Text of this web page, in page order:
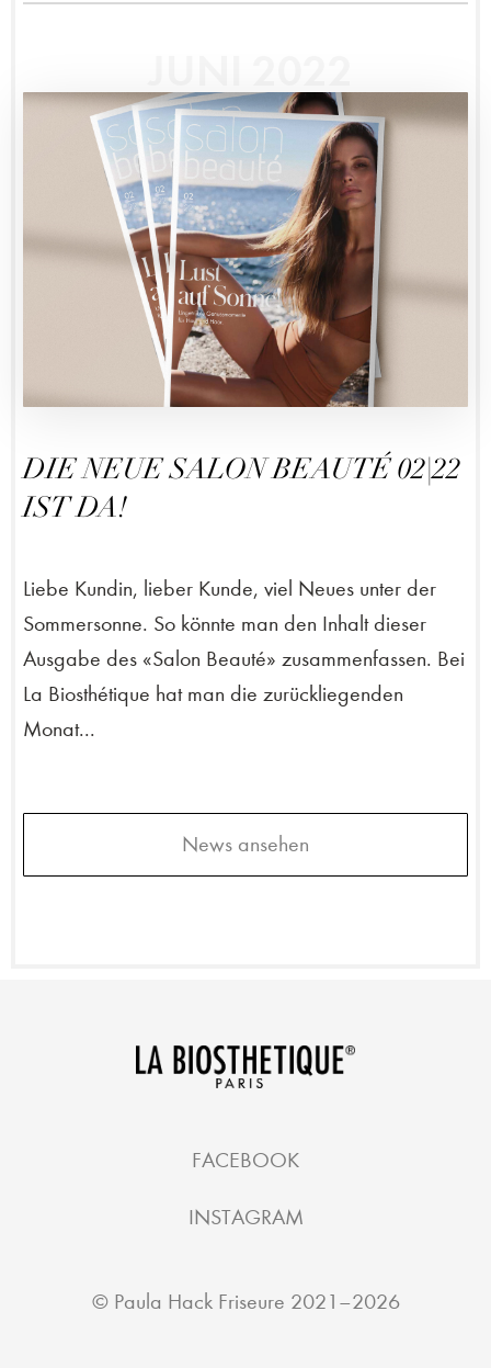
DIE NEUE SALON BEAUTÉ 02|22
IST DA!
Liebe Kundin, lieber Kunde, viel Neues unter der
Sommersonne. So könnte man den Inhalt dieser
Ausgabe des «Salon Beauté» zusammenfassen. Bei
La Biosthétique hat man die zurückliegenden
Monat...
News ansehen
© Paula Hack Friseure 2021–2026
FACEBOOK
INSTAGRAM